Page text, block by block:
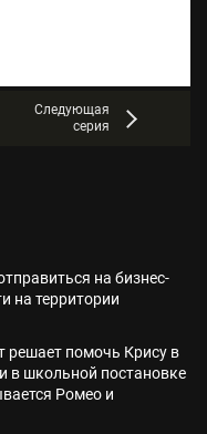
Следующая
серия
на бизнес-
на территории
решает помочь Крису в
в школьной постановке
Ромео и